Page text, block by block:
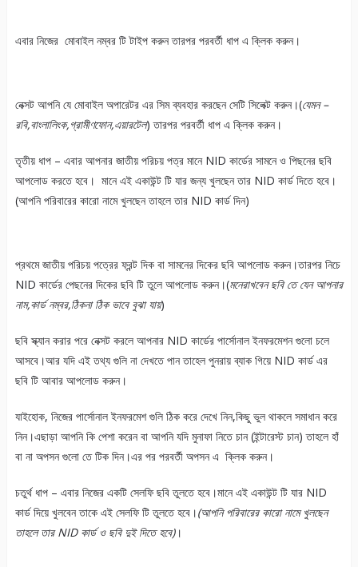
এবার নিজের মোবাইল নম্বর টি টাইপ করুন তারপর পরবর্তী ধাপ এ ক্লিক করুন।
নেক্সট আপনি যে মোবাইল অপারেটর এর সিম ব্যবহার করছেন সেটি সিলেক্ট করুন।(যেমন –
রবি,বাংলালিংক,গ্রামীণফোন,এয়ারটেল) তারপর পরবর্তী ধাপ এ ক্লিক করুন।
তৃতীয় ধাপ – এবার আপনার জাতীয় পরিচয় পত্র মানে NID কার্ডের সামনে ও পিছনের ছবি
আপলোড করতে হবে। মানে এই একাউন্ট টি যার জন্য খুলছেন তার NID কার্ড দিতে হবে।
(আপনি পরিবারের কারো নামে খুলছেন তাহলে তার NID কার্ড দিন)
প্রথমে জাতীয় পরিচয় পত্রের ফ্রন্ট দিক বা সামনের দিকের ছবি আপলোড করুন।তারপর নিচে
NID কার্ডের পেছনের দিকের ছবি টি তুলে আপলোড করুন।(মনেরাখবেন ছবি তে যেন আপনার
নাম,কার্ড নম্বর,ঠিকনা ঠিক ভাবে বুঝা যায়)
ছবি স্ক্যান করার পরে নেক্সট করলে আপনার NID কার্ডের পার্সোনাল ইনফরমেশন গুলো চলে
আসবে।আর যদি এই তথ্য গুলি না দেখতে পান তাহেল পুনরায় ব্যাক গিয়ে NID কার্ড এর
ছবি টি আবার আপলোড করুন।
যাইহোক, নিজের পার্সোনাল ইনফরমেশ গুলি ঠিক করে দেখে নিন,কিছু ভুল থাকলে সমাধান করে
নিন।এছাড়া আপনি কি পেশা করেন বা আপনি যদি মুনাফা নিতে চান (ইন্টারেস্ট চান) তাহলে হাঁ
বা না অপসন গুলো তে টিক দিন।এর পর পরবর্তী অপসন এ ক্লিক করুন।
চতুর্থ ধাপ – এবার নিজের একটি সেলফি ছবি তুলতে হবে।মানে এই একাউন্ট টি যার NID
কার্ড দিয়ে খুলবেন তাকে এই সেলফি টি তুলতে হবে।(আপনি পরিবারের কারো নামে খুলছেন
তাহলে তার NID কার্ড ও ছবি দুই দিতে হবে)।